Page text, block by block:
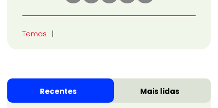
Temas
Recentes Mais lidas